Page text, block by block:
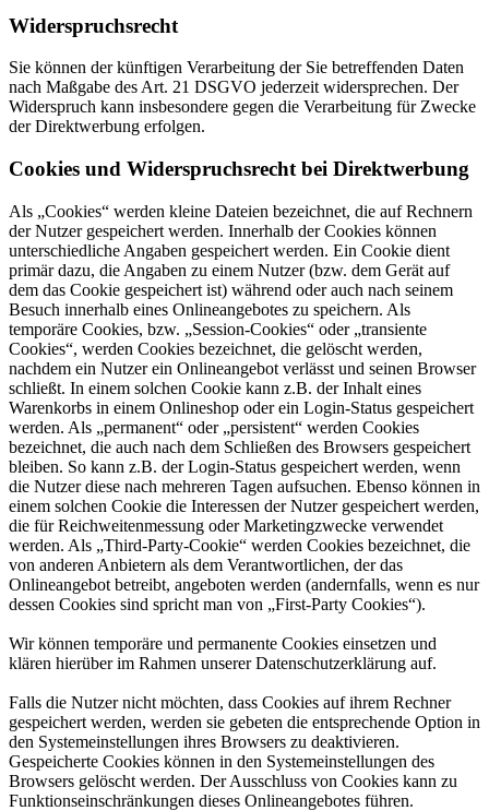
Widerspruchsrecht
Sie können der künftigen Verarbeitung der Sie betreffenden Daten
nach Maßgabe des Art. 21 DSGVO jederzeit widersprechen. Der
Widerspruch kann insbesondere gegen die Verarbeitung für Zwecke
der Direktwerbung erfolgen.
Cookies und Widerspruchsrecht bei Direktwerbung
Als „Cookies“ werden kleine Dateien bezeichnet, die auf Rechnern
der Nutzer gespeichert werden. Innerhalb der Cookies können
unterschiedliche Angaben gespeichert werden. Ein Cookie dient
primär dazu, die Angaben zu einem Nutzer (bzw. dem Gerät auf
dem das Cookie gespeichert ist) während oder auch nach seinem
Besuch innerhalb eines Onlineangebotes zu speichern. Als
temporäre Cookies, bzw. „Session-Cookies“ oder „transiente
Cookies“, werden Cookies bezeichnet, die gelöscht werden,
nachdem ein Nutzer ein Onlineangebot verlässt und seinen Browser
schließt. In einem solchen Cookie kann z.B. der Inhalt eines
Warenkorbs in einem Onlineshop oder ein Login-Status gespeichert
werden. Als „permanent“ oder „persistent“ werden Cookies
bezeichnet, die auch nach dem Schließen des Browsers gespeichert
bleiben. So kann z.B. der Login-Status gespeichert werden, wenn
die Nutzer diese nach mehreren Tagen aufsuchen. Ebenso können in
einem solchen Cookie die Interessen der Nutzer gespeichert werden,
die für Reichweitenmessung oder Marketingzwecke verwendet
werden. Als „Third-Party-Cookie“ werden Cookies bezeichnet, die
von anderen Anbietern als dem Verantwortlichen, der das
Onlineangebot betreibt, angeboten werden (andernfalls, wenn es nur
dessen Cookies sind spricht man von „First-Party Cookies“).
Wir können temporäre und permanente Cookies einsetzen und
klären hierüber im Rahmen unserer Datenschutzerklärung auf.
Falls die Nutzer nicht möchten, dass Cookies auf ihrem Rechner
gespeichert werden, werden sie gebeten die entsprechende Option in
den Systemeinstellungen ihres Browsers zu deaktivieren.
Gespeicherte Cookies können in den Systemeinstellungen des
Browsers gelöscht werden. Der Ausschluss von Cookies kann zu
Funktionseinschränkungen dieses Onlineangebotes führen.